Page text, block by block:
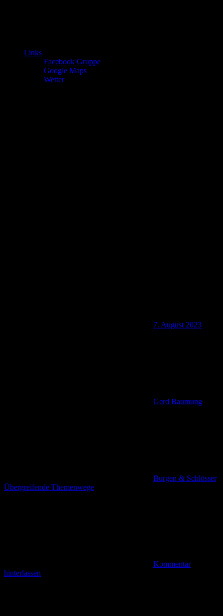
Links
Facebook Gruppe
Google Maps
Wetter
7. August 2023
Gerd Baumung
Burgen & Schlösser,
Übergreifende Themenwege
Kommentar
hinterlassen